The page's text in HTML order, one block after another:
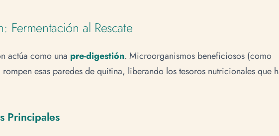
Fermentación al Rescate
actúa como una pre-digestión. Microorganismos beneficiosos (como
rompen esas paredes de quitina, liberando los tesoros nutricionales que
Principales